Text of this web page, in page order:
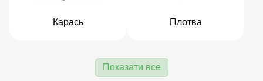
Карась Плотва
Показати все